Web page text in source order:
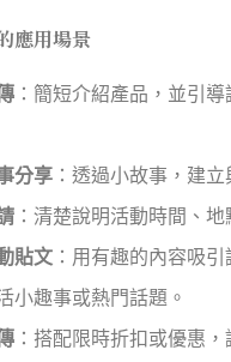
應用場景
：簡短介紹產品，並引
分享 ：透過小故事，建
：清楚說明活動時間、
貼文 ：用有趣的內容吸
小趣事或熱門話題。
：搭配限時折扣或優惠